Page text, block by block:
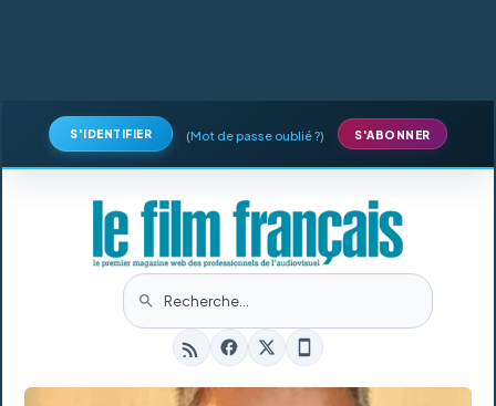
S'IDENTIFIER (Mot de passe oublié ?) S'ABONNER